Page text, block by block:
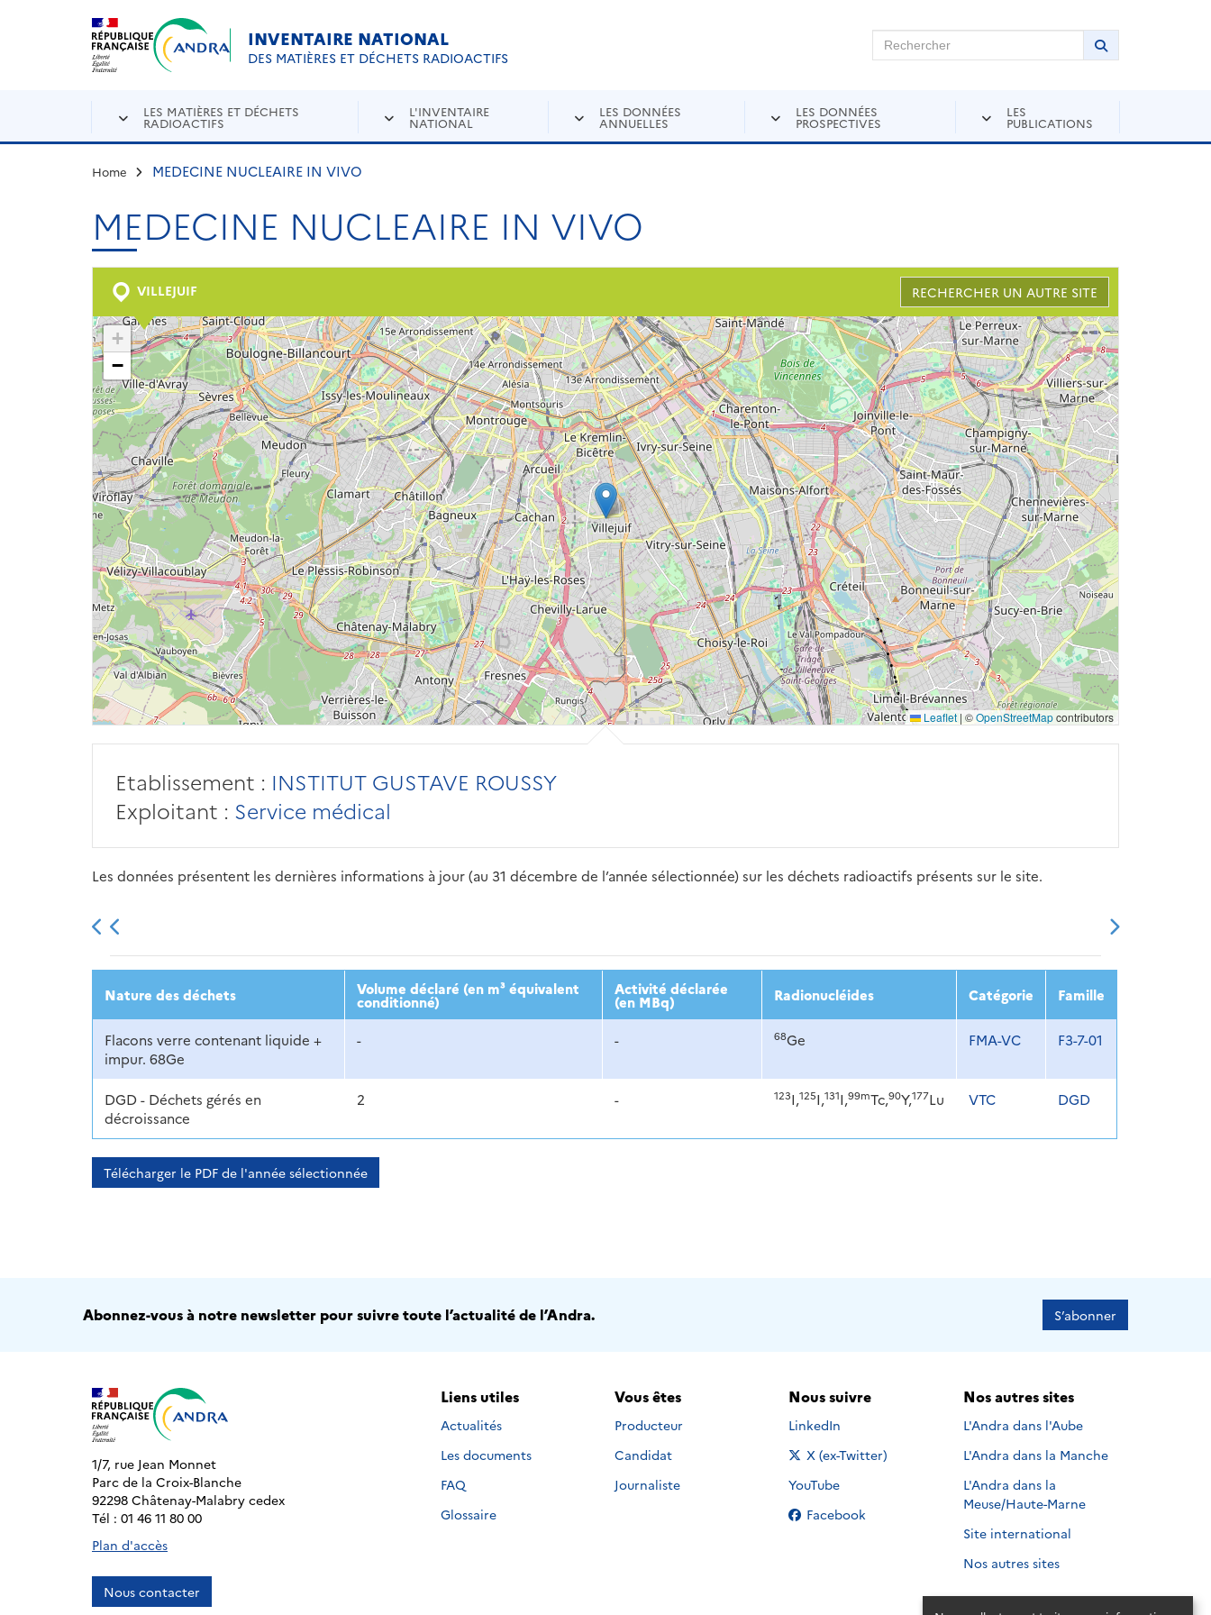
Aller au contenu principal
INVENTAIRE NATIONAL
DES MATIÈRES ET DÉCHETS RADIOACTIFS
Rechercher sur Andra Inventaire Rechercher
Lancer la
LES MATIÈRES ET DÉCHETS
RADIOACTIFS
L'INVENTAIRE
NATIONAL
LES DONNÉES
ANNUELLES
LES DONNÉES
PROSPECTIVES
LES
PUBLICATIONS
Home MEDECINE NUCLEAIRE IN VIVO
MEDECINE NUCLEAIRE IN VIVO
VILLEJUIF RECHERCHER UN AUTRE SITE
+
−
Leaflet | ©OpenStreetMapcontributors
Etablissement : INSTITUT GUSTAVE ROUSSY
Exploitant : Service médical
Les données présentent les dernières informations à jour (au 31 décembre de l’année sélectionnée) sur les déchets radioactifs présents sur le site.
2013 2014 2015 2016 2017 2018 2019 2020 2021 2022 2023
Nature des déchets Volume déclaré (en m³ équivalent
conditionné)
Activité déclarée
(en MBq) Radionucléides Catégorie Famille
Flacons verre contenant liquide +
impur. 68Ge
- - 68Ge FMA-VC F3-7-01
DGD - Déchets gérés en
décroissance
2 - 123I,125I,131I,99mTc,90Y,177Lu VTC DGD
Télécharger le PDF de l'année sélectionnée
Abonnez-vous à notre newsletter pour suivre toute l’actualité de l’Andra. S’abonner
1/7, rue Jean Monnet
Parc de la Croix-Blanche
92298 Châtenay-Malabry cedex
Tél : 01 46 11 80 00
Plan d'accès
Nous contacter
Liens utiles
Actualités
Les documents
FAQ
Glossaire
Vous êtes
Producteur
Candidat
Journaliste
Nous suivre
Nous suivre sur
LinkedIn
Nous suivre sur
X (ex-Twitter)
Nous suivre sur
YouTube
Nous suivre sur
Facebook
Nos autres sites
L'Andra dans l'Aube
L'Andra dans la Manche
L'Andra dans la
Meuse/Haute-Marne
Site international
Nos autres sites